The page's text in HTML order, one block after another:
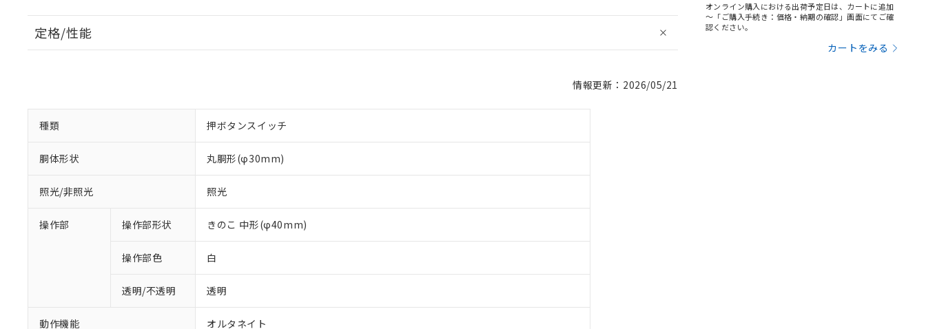
定格/性能
情報更新：2026/05/21
種類 押ボタンスイッチ
胴体形状 丸胴形(φ30mm)
照光/非照光 照光
操作部 操作部形状 きのこ 中形(φ40mm)
操作部色 白
透明/不透明 透明
動作機能 オルタネイト
オンライン購入における出荷予定日は、カートに追加
～「ご購入手続き：価格・納期の確認」画面にてご確
認ください。
カートをみる